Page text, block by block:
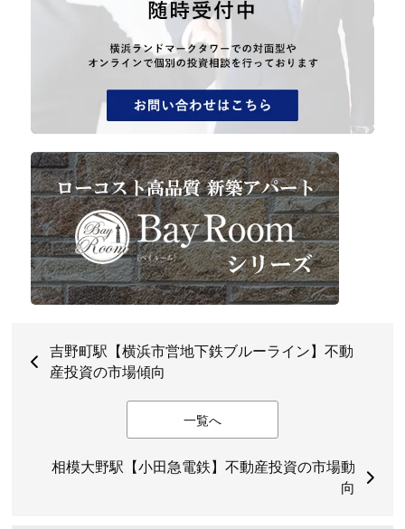
吉野町駅【横浜市営地下鉄ブルーライン】不動
産投資の市場傾向
一覧へ
相模大野駅【小田急電鉄】不動産投資の市場動
向